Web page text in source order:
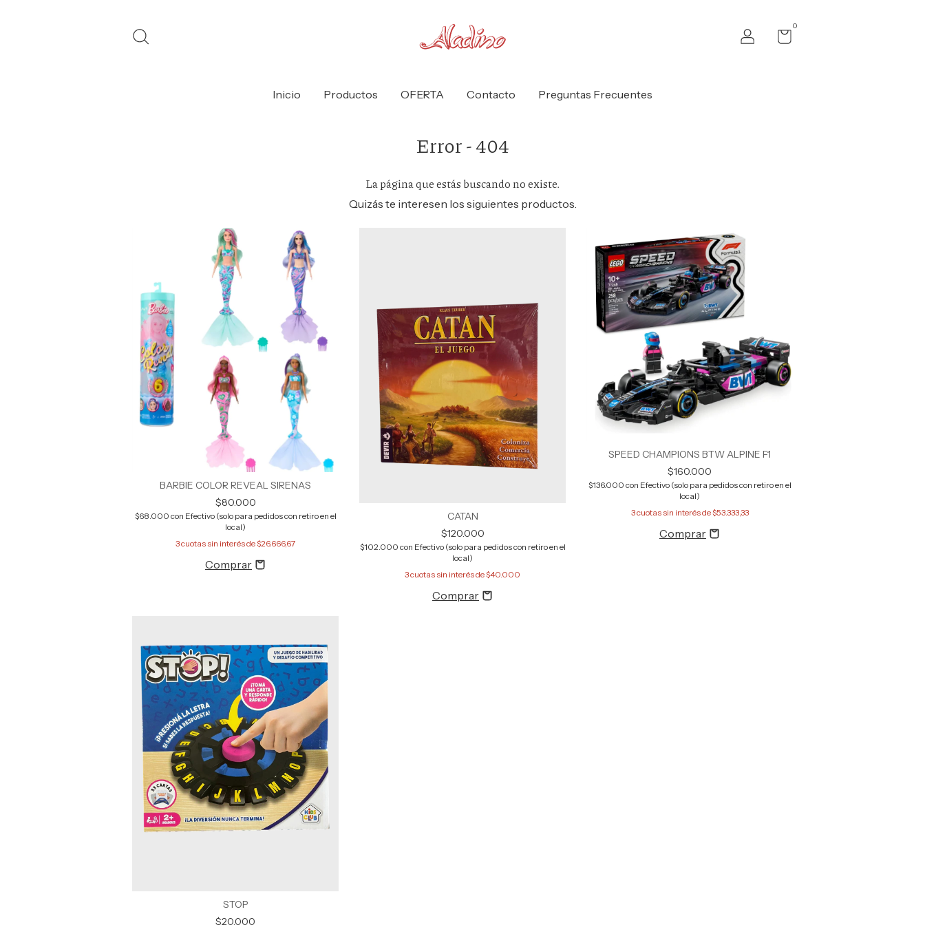
0
Inicio Productos OFERTA Contacto Preguntas Frecuentes
Error - 404
La página que estás buscando no existe.
Quizás te interesen los siguientes productos.
BARBIE COLOR REVEAL SIRENAS
$80.000
$68.000 con Efectivo (solo para pedidos con retiro en el
local)
3cuotas sin interés de$26.666,67
CATAN
$120.000
$102.000 con Efectivo (solo para pedidos con retiro en el
local)
3cuotas sin interés de$40.000
SPEED CHAMPIONS BTW ALPINE F1
$160.000
$136.000 con Efectivo (solo para pedidos con retiro en el
local)
3cuotas sin interés de$53.333,33
STOP
$20.000